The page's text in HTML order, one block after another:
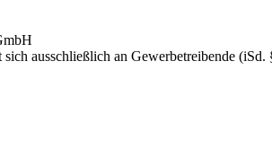
ausschließlich an Gewerbetreibende (iSd.